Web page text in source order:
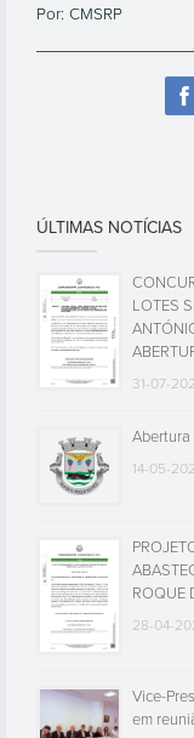
Por: CMSRP
ÚLTIMAS NOTÍCIAS
LOTES
31-07-
Abertura
14-05-
ROQUE
28-04-
Vice-
em